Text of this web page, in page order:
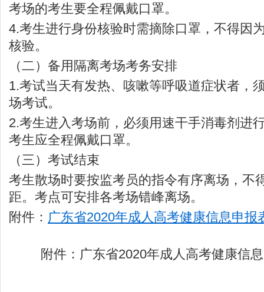
考场的考生要全程佩戴口罩。
4.考生进行身份核验时需摘除口罩，不得因
核验。
（二）备用隔离考场考务安排
1.考试当天有发热、咳嗽等呼吸道症状者，
场考试。
2.考生进入考场前，必须用速干手消毒剂进
考生应全程佩戴口罩。
（三）考试结束
考生散场时要按监考员的指令有序离场，不
距。考点可安排各考场错峰离场。
附件： 广东省2020年成人高考健康信息申报
附件：广东省2020年成人高考健康信息